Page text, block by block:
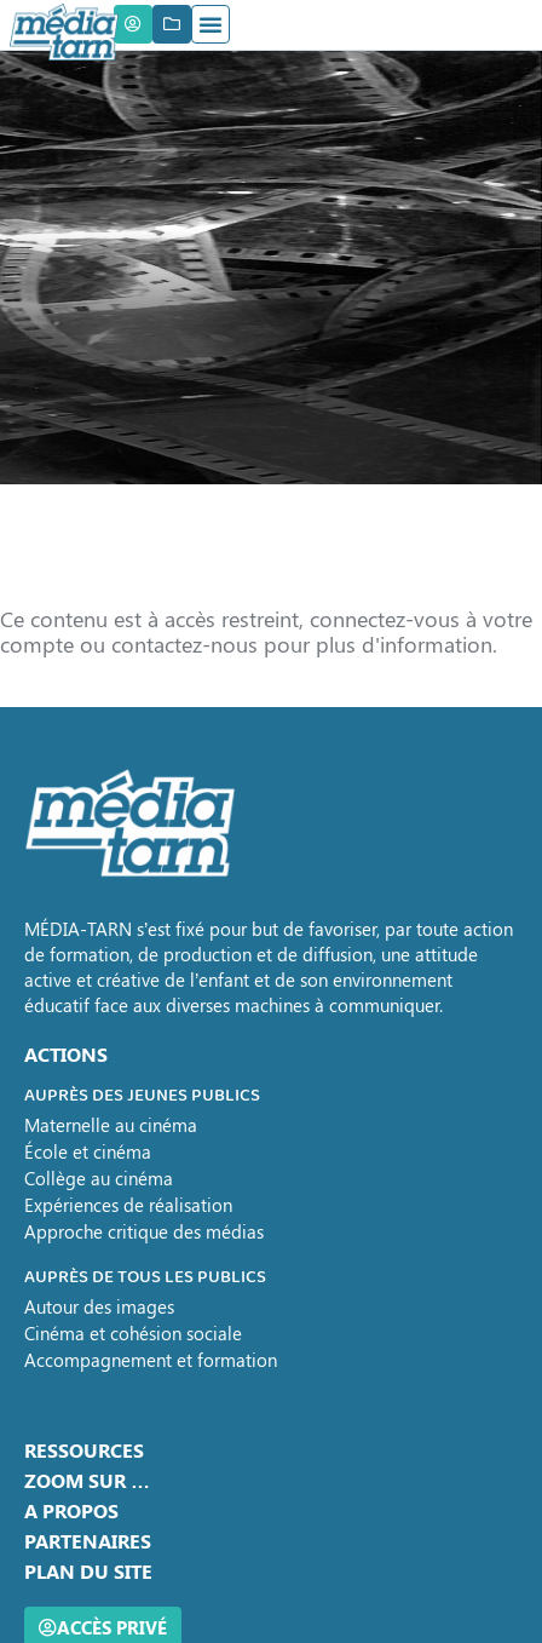
Ce contenu est à accès restreint, connectez-vous à votre
compte ou contactez-nous pour plus d'information.
MÉDIA-TARN s’est fixé pour but de favoriser, par toute action
de formation, de production et de diffusion, une attitude
active et créative de l’enfant et de son environnement
éducatif face aux diverses machines à communiquer.
ACTIONS
AUPRÈS DES JEUNES PUBLICS
Maternelle au cinéma
École et cinéma
Collège au cinéma
Expériences de réalisation
Approche critique des médias
AUPRÈS DE TOUS LES PUBLICS
Autour des images
Cinéma et cohésion sociale
Accompagnement et formation
RESSOURCES
ZOOM SUR …
A PROPOS
PARTENAIRES
PLAN DU SITE
ACCÈS PRIVÉ